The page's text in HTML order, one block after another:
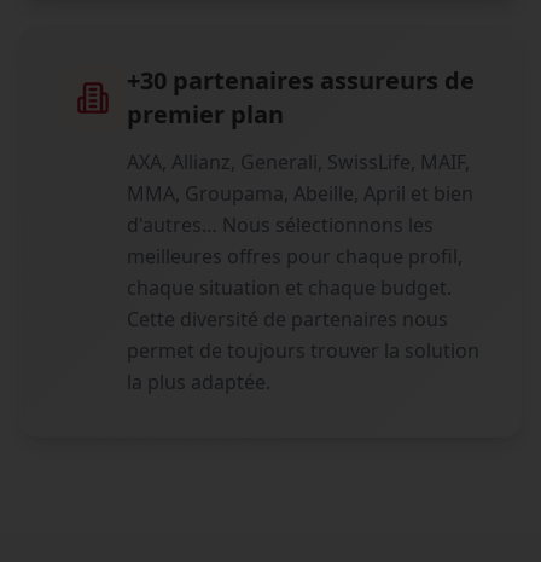
+30 partenaires assureurs de
premier plan
AXA, Allianz, Generali, SwissLife, MAIF,
MMA, Groupama, Abeille, April et bien
d'autres… Nous sélectionnons les
meilleures offres pour chaque profil,
chaque situation et chaque budget.
Cette diversité de partenaires nous
permet de toujours trouver la solution
la plus adaptée.